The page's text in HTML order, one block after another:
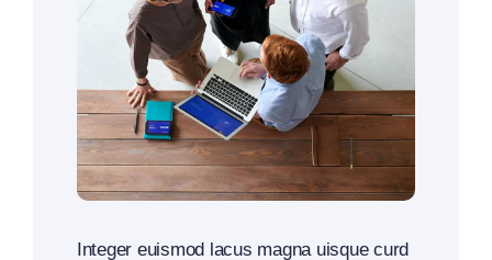
Integer euismod lacus magna uisque curd